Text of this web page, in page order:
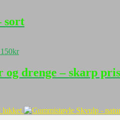
sort
og drenge – skarp
lukket